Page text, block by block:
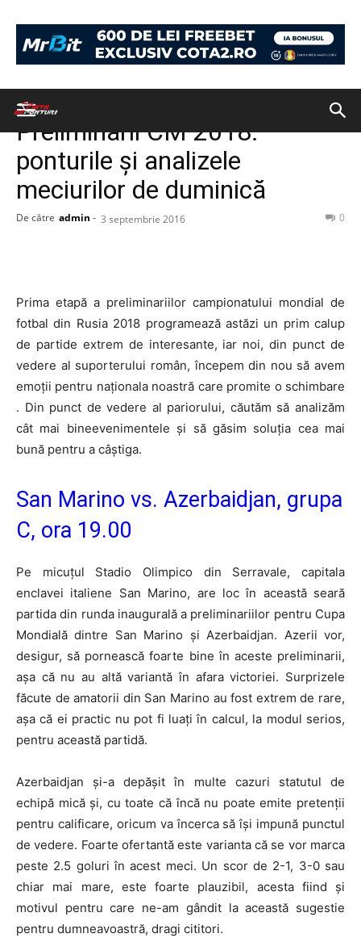
PONTURI
Preliminarii CM 2018:
ponturile și analizele
meciurilor de duminică
De către admin - 3 septembrie 2016 0
Prima etapă a preliminariilor campionatului mondial de
fotbal din Rusia 2018 programează astăzi un prim calup
de partide extrem de interesante, iar noi, din punct de
vedere al suporterului român, începem din nou să avem
emoții pentru naționala noastră care promite o schimbare
. Din punct de vedere al pariorului, căutăm să analizăm
cât mai bineevenimentele și să găsim soluția cea mai
bună pentru a câștiga.
San Marino vs. Azerbaidjan, grupa
C, ora 19.00
Pe micuțul Stadio Olimpico din Serravale, capitala
enclavei italiene San Marino, are loc în această seară
partida din runda inaugurală a preliminariilor pentru Cupa
Mondială dintre San Marino și Azerbaidjan. Azerii vor,
desigur, să pornească foarte bine în aceste preliminarii,
așa că nu au altă variantă în afara victoriei. Surprizele
făcute de amatorii din San Marino au fost extrem de rare,
așa că ei practic nu pot fi luați în calcul, la modul serios,
pentru această partidă.
Azerbaidjan și-a depășit în multe cazuri statutul de
echipă mică și, cu toate că încă nu poate emite pretenții
pentru calificare, oricum va încerca să își impună punctul
de vedere. Foarte ofertantă este varianta că se vor marca
peste 2.5 goluri în acest meci. Un scor de 2-1, 3-0 sau
chiar mai mare, este foarte plauzibil, acesta fiind și
motivul pentru care ne-am gândit la această sugestie
pentru dumneavoastră, dragi cititori.